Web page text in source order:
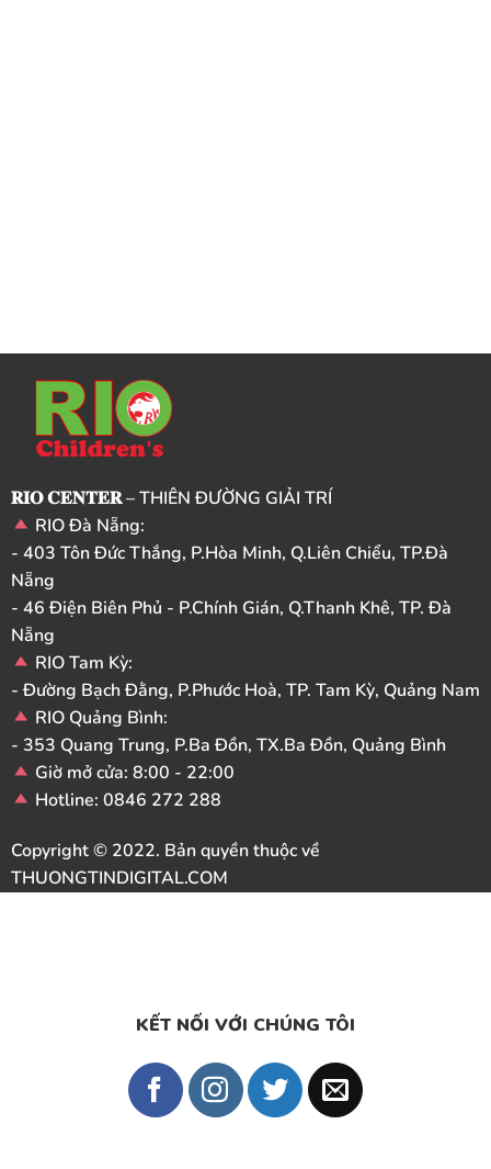
𝐑𝐈𝐎 𝐂𝐄𝐍𝐓𝐄𝐑 – THIÊN ĐƯỜNG GIẢI TRÍ
RIO Đà Nẵng:
- 403 Tôn Đức Thắng, P.Hòa Minh, Q.Liên Chiểu, TP.Đà
Nẵng
- 46 Điện Biên Phủ - P.Chính Gián, Q.Thanh Khê, TP. Đà
Nẵng
RIO Tam Kỳ:
- Đường Bạch Đằng, P.Phước Hoà, TP. Tam Kỳ, Quảng Nam
RIO Quảng Bình:
- 353 Quang Trung, P.Ba Đồn, TX.Ba Đồn, Quảng Bình
Giờ mở cửa: 8:00 - 22:00
Hotline: 0846 272 288
Copyright © 2022. Bản quyền thuộc về
THUONGTINDIGITAL.COM
KẾT NỐI VỚI CHÚNG TÔI